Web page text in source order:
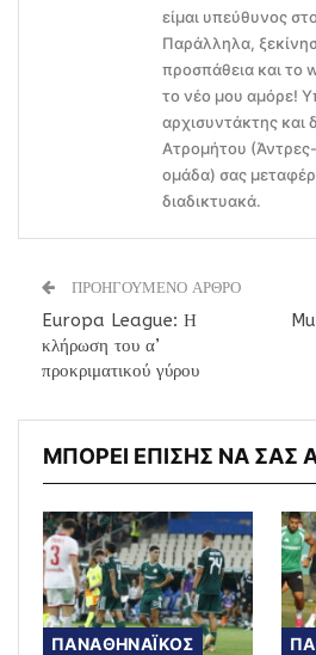
είμαι υπεύθυνος
Παράλληλα,
προσπάθεια και το
το νέο μου αμόρε!
αρχισυντάκτης και
Ατρομήτου
ομάδα) σας
διαδικτυακά.
ΠΡΟΗΓΟΥΜΕΝΟ ΑΡΘΡΟ
Europa League: Η
κλήρωση του α’
προκριματικού γύρου
ΜΠΟΡΕΙ ΕΠΙΣΗΣ ΝΑ ΣΑΣ
ΠΑΝΑΘΗΝΑΪΚΟΣ